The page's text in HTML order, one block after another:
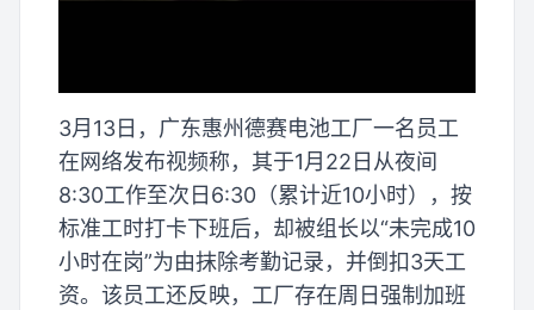
3月13日，广东惠州德赛电池工厂一名员工
在网络发布视频称，其于1月22日从夜间
8:30工作至次日6:30（累计近10小时），按
标准工时打卡下班后，却被组长以“未完成10
小时在岗”为由抹除考勤记录，并倒扣3天工
资。该员工还反映，工厂存在周日强制加班